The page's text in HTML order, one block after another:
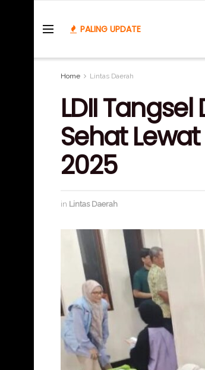
PALING UPDATE
Home Lintas Daerah
LDII
Sehat
2025
in Lintas Daerah